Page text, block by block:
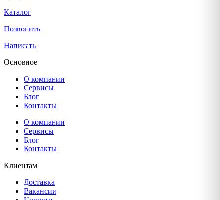
Каталог
Позвонить
Написать
Основное
О компании
Сервисы
Блог
Контакты
О компании
Сервисы
Блог
Контакты
Клиентам
Доставка
Вакансии